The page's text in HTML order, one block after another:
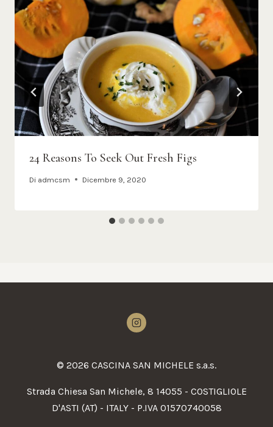
24 Reasons To Seek Out Fresh Figs
Di admcsm Dicembre 9, 2020
© 2026 CASCINA SAN MICHELE s.a.s.
Strada Chiesa San Michele, 8 14055 - COSTIGLIOLE
D'ASTI (AT) - ITALY - P.IVA 01570740058